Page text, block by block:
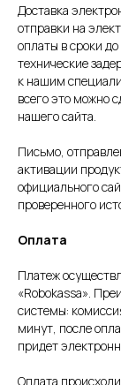
Доставка
отправки на
оплаты в сроки
технические
к нашим
всего это можно
нашего сайта.
Письмо,
активации
официального
проверенного
Оплата
Платеж
«Robokassa».
системы:
минут, после
придет
Оплата